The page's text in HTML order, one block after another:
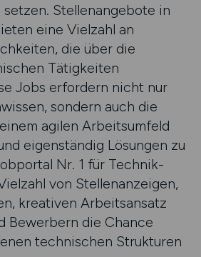
Stellenangebote in
eine Vielzahl an
die über die
Tätigkeiten
Jobs erfordern nicht nur
sondern auch die
agilen Arbeitsumfeld
eigenständig Lösungen zu
Nr. 1 für Technik-
von Stellenanzeigen,
kreativen Arbeitsansatz
Bewerbern die Chance
technischen Strukturen